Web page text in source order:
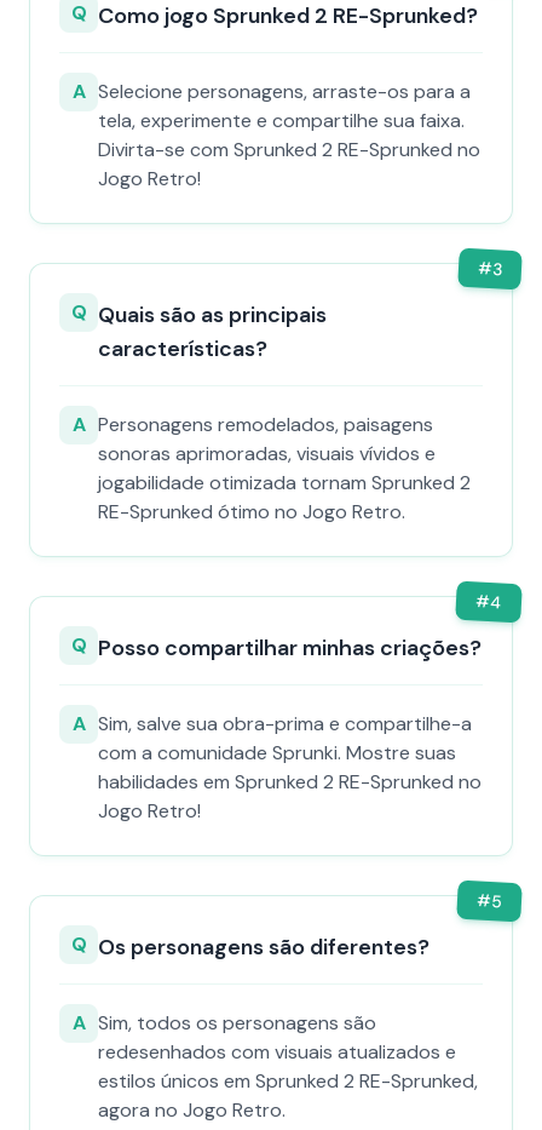
Q Como jogo Sprunked 2 RE-Sprunked?
A Selecione personagens, arraste-os para a
tela, experimente e compartilhe sua faixa.
Divirta-se com Sprunked 2 RE-Sprunked no
Jogo Retro!
#3
Q Quais são as principais
características?
A Personagens remodelados, paisagens
sonoras aprimoradas, visuais vívidos e
jogabilidade otimizada tornam Sprunked 2
RE-Sprunked ótimo no Jogo Retro.
#4
Q Posso compartilhar minhas criações?
A Sim, salve sua obra-prima e compartilhe-a
com a comunidade Sprunki. Mostre suas
habilidades em Sprunked 2 RE-Sprunked no
Jogo Retro!
#5
Q Os personagens são diferentes?
A Sim, todos os personagens são
redesenhados com visuais atualizados e
estilos únicos em Sprunked 2 RE-Sprunked,
agora no Jogo Retro.